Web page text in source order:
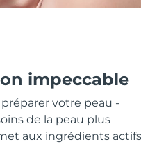
impeccable
votre peau -
de la peau plus
aux ingrédients actifs